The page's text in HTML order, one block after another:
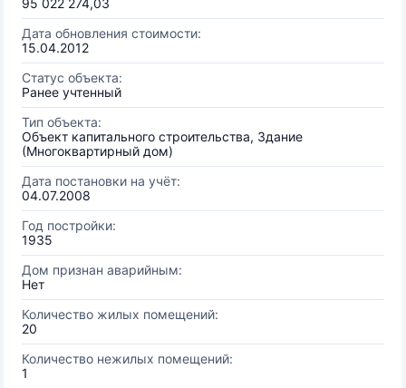
95 022 274,03
Дата обновления стоимости:
15.04.2012
Статус объекта:
Ранее учтенный
Тип объекта:
Объект капитального строительства, Здание
(Многоквартирный дом)
Дата постановки на учёт:
04.07.2008
Год постройки:
1935
Дом признан аварийным:
Нет
Количество жилых помещений:
20
Количество нежилых помещений:
1